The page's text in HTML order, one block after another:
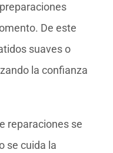
De este
suaves o
la confianza
reparaciones se
se cuida la